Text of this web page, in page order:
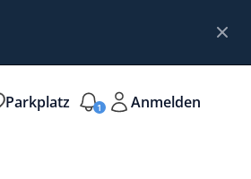
Parkplatz 1 Anmelden